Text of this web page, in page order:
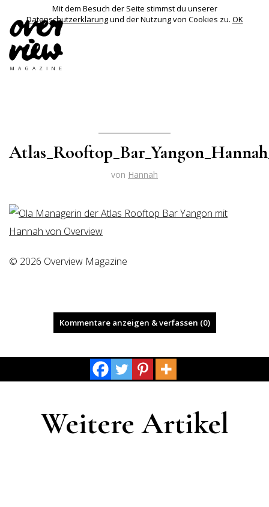
Mit dem Besuch der Seite stimmst du unserer
Datenschutzerklärungund der Nutzung von Cookies zu. OK
von Hannah
© 2026 Overview Magazine
Kommentare anzeigen & verfassen (0)
Weitere Artikel